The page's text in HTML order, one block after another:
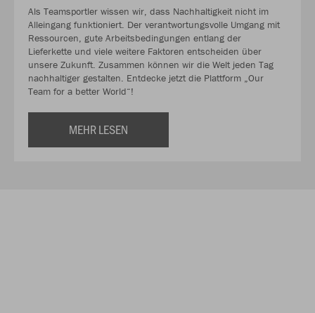
Als Teamsportler wissen wir, dass Nachhaltigkeit nicht im
Alleingang funktioniert. Der verantwortungsvolle Umgang mit
Ressourcen, gute Arbeitsbedingungen entlang der
Lieferkette und viele weitere Faktoren entscheiden über
unsere Zukunft. Zusammen können wir die Welt jeden Tag
nachhaltiger gestalten. Entdecke jetzt die Plattform „Our
Team for a better World“!
MEHR LESEN